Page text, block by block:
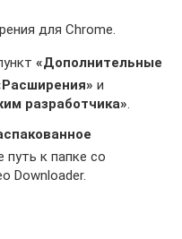
для Chrome.
«Дополнительные
и
разработчика».
путь к папке со
Downloader.